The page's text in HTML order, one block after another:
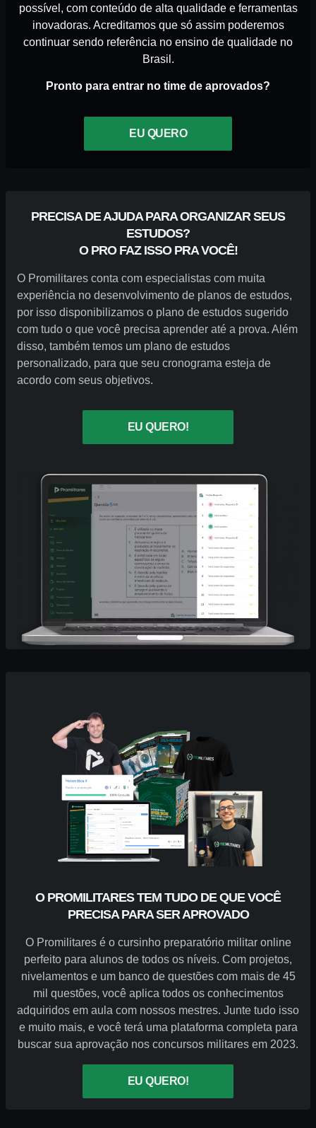
possível, com conteúdo de alta qualidade e ferramentas
inovadoras. Acreditamos que só assim poderemos
continuar sendo referência no ensino de qualidade no
Brasil.
Pronto para entrar no time de aprovados?
EU QUERO
PRECISA DE AJUDA PARA ORGANIZAR SEUS
ESTUDOS?
O PRO FAZ ISSO PRA VOCÊ!
O Promilitares conta com especialistas com muita
experiência no desenvolvimento de planos de estudos,
por isso disponibilizamos o plano de estudos sugerido
com tudo o que você precisa aprender até a prova. Além
disso, também temos um plano de estudos
personalizado, para que seu cronograma esteja de
acordo com seus objetivos.
EU QUERO!
O PROMILITARES TEM TUDO DE QUE VOCÊ
PRECISA PARA SER APROVADO
O Promilitares é o cursinho preparatório militar online
perfeito para alunos de todos os níveis. Com projetos,
nivelamentos e um banco de questões com mais de 45
mil questões, você aplica todos os conhecimentos
adquiridos em aula com nossos mestres. Junte tudo isso
e muito mais, e você terá uma plataforma completa para
buscar sua aprovação nos concursos militares em 2023.
EU QUERO!